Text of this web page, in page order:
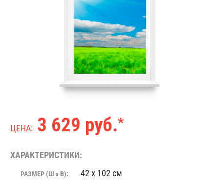
ЦЕНА: 3 629 руб.*
ХАРАКТЕРИСТИКИ:
РАЗМЕР (Ш X В): 42 x 102 см